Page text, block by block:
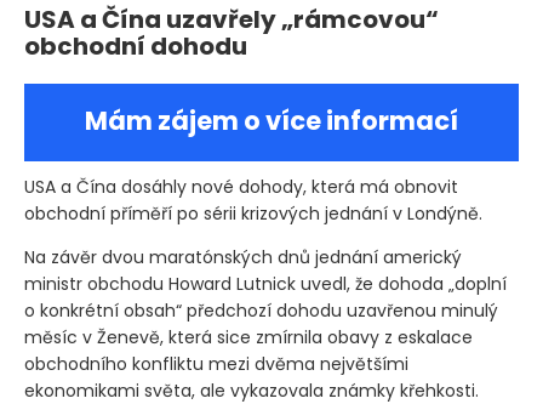
USA a Čína uzavřely „rámcovou“
obchodní dohodu
Mám zájem o více informací
USA a Čína dosáhly nové dohody, která má obnovit
obchodní příměří po sérii krizových jednání v Londýně.
Na závěr dvou maratónských dnů jednání americký
ministr obchodu Howard Lutnick uvedl, že dohoda „doplní
o konkrétní obsah“ předchozí dohodu uzavřenou minulý
měsíc v Ženevě, která sice zmírnila obavy z eskalace
obchodního konfliktu mezi dvěma největšími
ekonomikami světa, ale vykazovala známky křehkosti.